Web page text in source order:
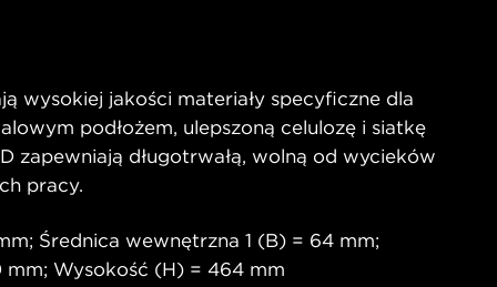
wysokiej jakości materiały specyficzne dla
podłożem, ulepszoną celulozę i siatkę
zapewniają długotrwałą, wolną od wycieków
pracy.
Średnica wewnętrzna 1 (B) = 64 mm;
Wysokość (H) = 464 mm